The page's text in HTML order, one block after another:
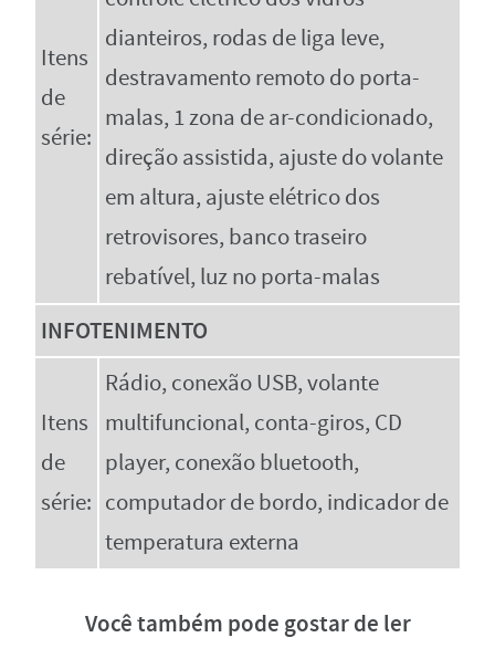
Itens
de
série:
dianteiros, rodas de liga leve,
destravamento remoto do porta-
malas, 1 zona de ar-condicionado,
direção assistida, ajuste do volante
em altura, ajuste elétrico dos
retrovisores, banco traseiro
rebatível, luz no porta-malas
INFOTENIMENTO
Itens
de
série:
Rádio, conexão USB, volante
multifuncional, conta-giros, CD
player, conexão bluetooth,
computador de bordo, indicador de
temperatura externa
Você também pode gostar de ler